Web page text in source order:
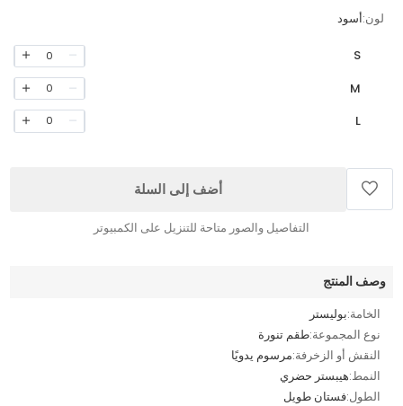
لون:أسود
S
0
M
0
L
0
أضف إلى السلة
التفاصيل والصور متاحة للتنزيل على الكمبيوتر
وصف المنتج
الخامة:بوليستر
نوع المجموعة:طقم تنورة
النقش أو الزخرفة:مرسوم يدويًا
النمط:هيبستر حضري
الطول:فستان طويل